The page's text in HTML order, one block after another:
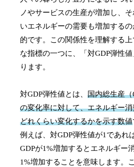
ノやサービスの生産が増加し、
いエネルギーの需要も増加する
的です。この関係性を理解する
な指標の一つに、「対GDP弾性
ります。
対GDP弾性値とは、国内総生産（
の変化率に対して、エネルギー
どれくらい変化するかを示す数値
例えば、対GDP弾性値が1であれ
GDPが1%増加するとエネルギー
1%増加することを意味します。